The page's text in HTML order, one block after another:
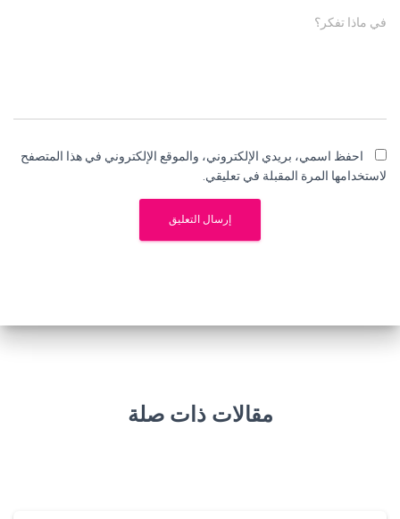
في ماذا تفكر؟
احفظ اسمي، بريدي الإلكتروني، والموقع الإلكتروني في هذا المتصفح
لاستخدامها المرة المقبلة في تعليقي.
مقالات ذات صلة